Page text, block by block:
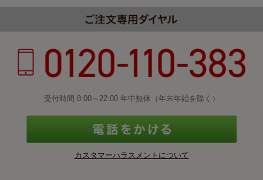
受付時間 8:00～22:00 年中無休（年末年始を除く）
カスタマーハラスメントについて